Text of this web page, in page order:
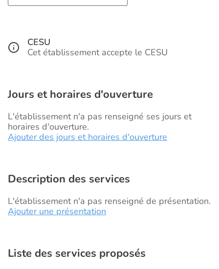
CESU
Cet établissement accepte le CESU
Jours et horaires d'ouverture
L'établissement n'a pas renseigné ses jours et
horaires d'ouverture.
Ajouter des jours et horaires d'ouverture
Description des services
L'établissement n'a pas renseigné de présentation.
Ajouter une présentation
Liste des services proposés